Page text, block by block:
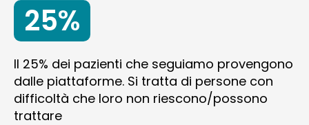
25%
Il 25% dei pazienti che seguiamo provengono
dalle piattaforme. Si tratta di persone con
difficoltà che loro non riescono/possono
trattare